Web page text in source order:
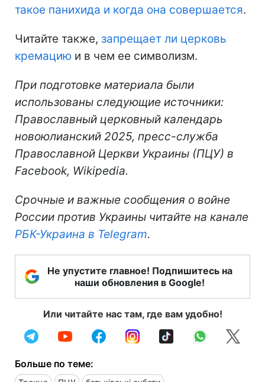
такое панихида и когда она совершается.
Читайте также, запрещает ли церковь
кремацию и в чем ее символизм.
При подготовке материала были
использованы следующие источники:
Православный церковный календарь
новоюлианский 2025, пресс-служба
Православной Церкви Украины (ПЦУ) в
Facebook, Wikipedia.
Срочные и важные сообщения о войне
России против Украины читайте на канале
РБК-Украина в Telegram.
Не упустите главное! Подпишитесь на
наши обновления в Google!
Или читайте нас там, где вам удобно!
Больше по теме: